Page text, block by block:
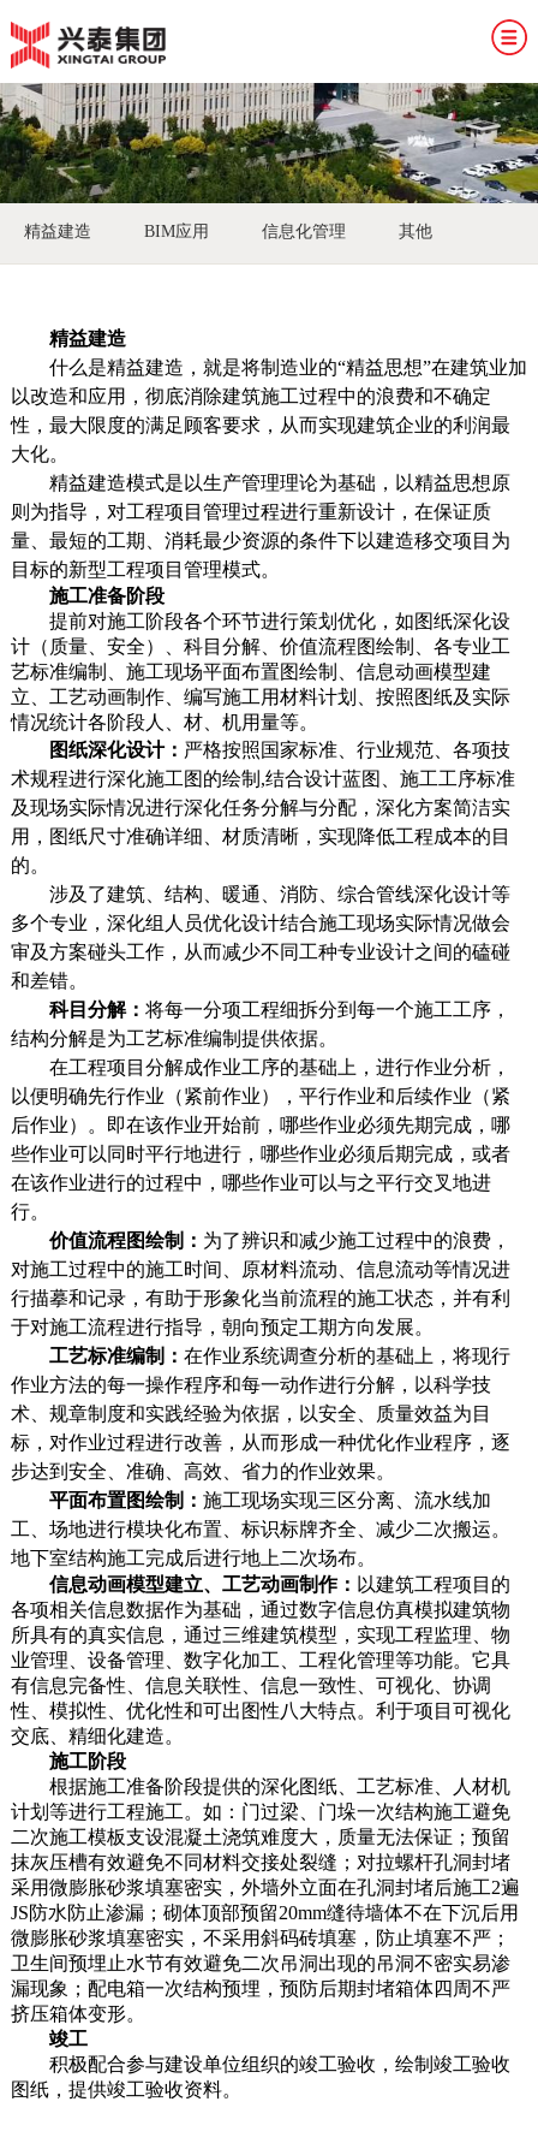
精益建造 BIM应用 信息化管理 其他
精益建造
什么是精益建造，就是将制造业的“精益思想”在建筑业加
以改造和应用，彻底消除建筑施工过程中的浪费和不确定
性，最大限度的满足顾客要求，从而实现建筑企业的利润最
大化。
精益建造模式是以生产管理理论为基础，以精益思想原
则为指导，对工程项目管理过程进行重新设计，在保证质
量、最短的工期、消耗最少资源的条件下以建造移交项目为
目标的新型工程项目管理模式。
施工准备阶段
提前对施工阶段各个环节进行策划优化，如图纸深化设
计（质量、安全）、科目分解、价值流程图绘制、各专业工
艺标准编制、施工现场平面布置图绘制、信息动画模型建
立、工艺动画制作、编写施工用材料计划、按照图纸及实际
情况统计各阶段人、材、机用量等。
图纸深化设计： 严格按照国家标准、行业规范、各项技
术规程进行深化施工图的绘制 ,结合设计蓝图、施工工序标准
及现场实际情况进行深化任务分解与分配，深化方案简洁实
用，图纸尺寸准确详细、材质清晰，实现降低工程成本的目
的。
涉及了建筑、结构、暖通、消防、综合管线深化设计等
多个专业，深化组人员优化设计结合施工现场实际情况做会
审及方案碰头工作，从而减少不同工种专业设计之间的磕碰
和差错。
科目分解： 将每一分项工程细拆分到每一个施工工序，
结构分解是为工艺标准编制提供依据。
在工程项目分解成作业工序的基础上，进行作业分析，
以便明确先行作业（紧前作业），平行作业和后续作业（紧
后作业）。即在该作业开始前，哪些作业必须先期完成，哪
些作业可以同时平行地进行，哪些作业必须后期完成，或者
在该作业进行的过程中，哪些作业可以与之平行交叉地进
行。
价值流程图绘制： 为了辨识和减少施工过程中的浪费，
对施工过程中的施工时间、原材料流动、 信息流动等情况进
行描摹和记录，有助于形象化当前流程的施工状态，并有利
于对施工流程进行指导，朝向预定工期方向发展。
工艺标准编制： 在作业系统调查分析的基础上，将现行
作业方法的每一操作程序和每一动作进行分解，以科学技
术、规章制度和实践经验为依据，以安全、质量效益为目
标，对作业过程进行改善，从而形成一种优化作业程序，逐
步达到安全、准确、高效、省力的作业效果。
平面布置图绘制： 施工现场实现三区分离、流水线加
工、场地进行模块化布置、标识标牌齐全、减少二次搬运。
地下室结构施工完成后进行地上二次场布。
信息动画模型建立、工艺动画制作： 以建筑工程项目的
各项相关信息数据作为基础，通过数字信息仿真模拟建筑物
所具有的真实信息，通过三维建筑模型，实现工程监理、物
业管理、设备管理、数字化加工、工程化管理等功能。它具
有信息完备性、信息关联性、信息一致性、可视化、协调
性、模拟性、优化性和可出图性八大特点。利于项目可视化
交底、精细化建造。
施工阶段
根据施工准备阶段提供的深化图纸、工艺标准、人材机
计划等进行工程施工。如：门过梁、门垛一次结构施工避免
二次施工模板支设混凝土浇筑难度大，质量无法保证；预留
抹灰压槽有效避免不同材料交接处裂缝；对拉螺杆孔洞封堵
采用微膨胀砂浆填塞密实，外墙外立面在孔洞封堵后施工2遍
JS防水防止渗漏；砌体顶部预留20mm缝待墙体不在下沉后用
微膨胀砂浆填塞密实，不采用斜码砖填塞，防止填塞不严；
卫生间预埋止水节有效避免二次吊洞出现的吊洞不密实易渗
漏现象；配电箱一次结构预埋，预防后期封堵箱体四周不严
挤压箱体变形。
竣工
积极配合参与建设单位组织的竣工验收，绘制竣工验收
图纸，提供竣工验收资料。